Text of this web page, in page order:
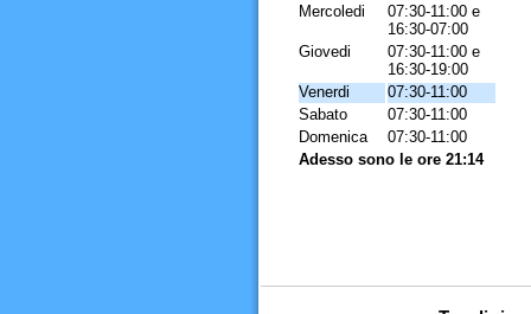
Mercoledi
07:30-11:00 e
16:30-07:00
Giovedi
07:30-11:00 e
16:30-19:00
Venerdi
07:30-11:00
Sabato
07:30-11:00
Domenica
07:30-11:00
Adesso sono le ore 21:14